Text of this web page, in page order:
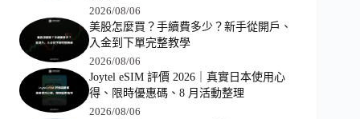
2026/08/06
美股怎麼買？手續費多少？新手從開戶、
入金到下單完整教學
2026/08/06
Joytel eSIM 評價 2026｜真實日本使用心
得、限時優惠碼、8 月活動整理
2026/08/06